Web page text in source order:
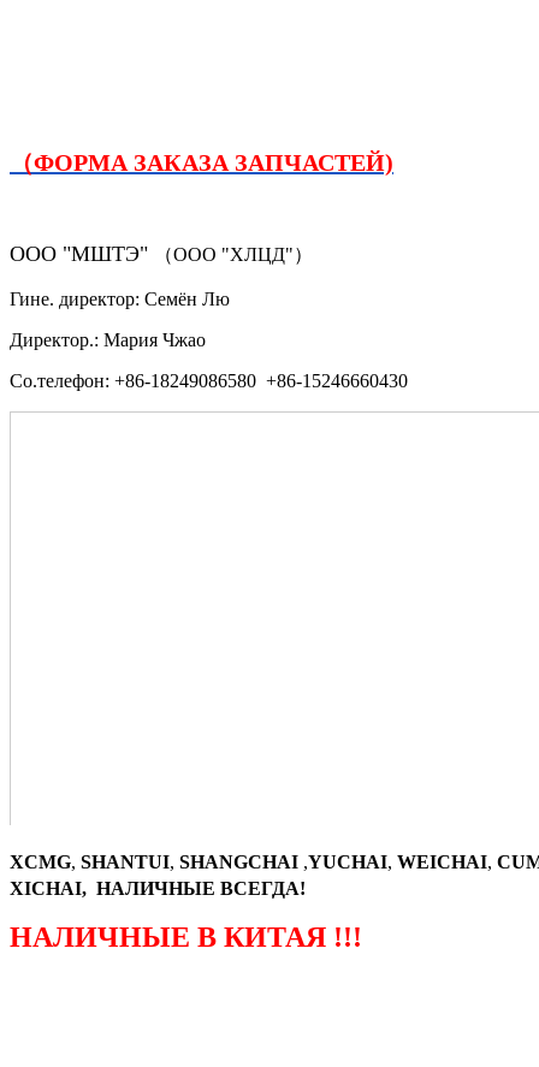
（ФОРМА ЗАКАЗА ЗАПЧАСТЕЙ)
ООО "МШТЭ" （ООО "ХЛЦД"）
Гине. директор: Семён Лю
Директор.: Мария Чжао
Со.телефон: +86-18249086580 +86-15246660430
XCMG, SHANTUI, SHANGCHAI ,YUCHAI, WEICHAI,
XICHAI, НАЛИЧНЫЕ ВСЕГДА!
НАЛИЧНЫЕ В КИТАЯ !!!